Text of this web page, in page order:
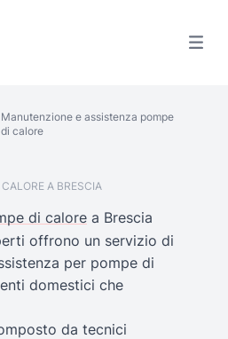
Manutenzione e assistenza pompe
di calore
A BRESCIA
di calore a Brescia
offrono un servizio di
per pompe di
domestici che
da tecnici